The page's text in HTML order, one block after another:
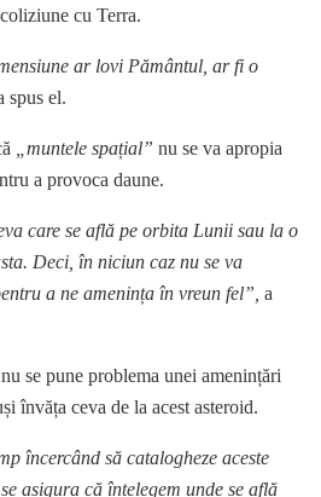
cu Terra.
ar lovi Pământul, ar fi o
spus el.
„muntele spațial” nu se va apropia
a provoca daune.
care se află pe orbita Lunii sau la o
Deci, în niciun caz nu se va
a ne amenința în vreun fel”, a
se pune problema unei amenințări
învăța ceva de la acest asteroid.
încercând să catalogheze aceste
asigura că înțelegem unde se află